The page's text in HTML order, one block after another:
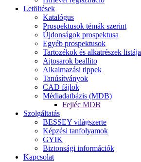
Letöltések
Katalógus
Prospektusok témák szerint
Újdonságok prospektusa
Egyéb prospektusok
Tartozékok és alkatrészek listája
Ajtosarok beallito
Alkalmazási tippek
Tanúsítványok
CAD fájlok
Médiadatbázis (MDB)
Fejléc MDB
Szolgáltatás
BESSEY világszerte
Képzési tanfolyamok
GYIK
Biztonsági információk
Kapcsolat